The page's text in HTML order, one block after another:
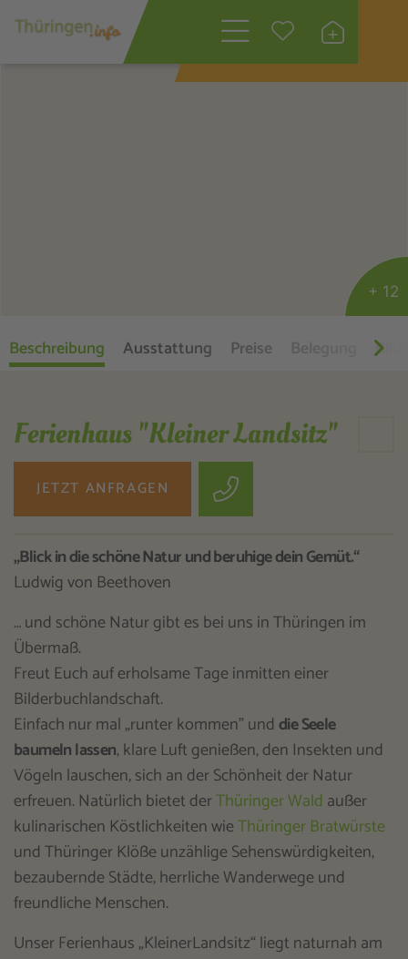
Wonach suchen
+ 12
Beschreibung Ausstattung Preise Belegung
Ferienhaus "Kleiner Landsitz"
JETZT ANFRAGEN
„Blick in die schöne Natur und beruhige dein Gemüt.“
Ludwig von Beethoven
… und schöne Natur gibt es bei uns in Thüringen im
Übermaß.
Freut Euch auf erholsame Tage inmitten einer
Bilderbuchlandschaft.
Einfach nur mal „runter kommen" und die Seele
baumeln lassen, klare Luft genießen, den Insekten und
Vögeln lauschen, sich an der Schönheit der Natur
erfreuen. Natürlich bietet derThüringer Wald außer
kulinarischen Köstlichkeiten wieThüringer Bratwürste
und Thüringer Klöße unzählige Sehenswürdigkeiten,
bezaubernde Städte, herrliche Wanderwege und
freundliche Menschen.
Unser Ferienhaus „KleinerLandsitz“ liegt naturnah am